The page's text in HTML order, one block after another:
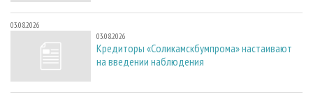
03.08.2026
03.08.2026
Кредиторы «Соликамскбумпрома» настаивают
на введении наблюдения